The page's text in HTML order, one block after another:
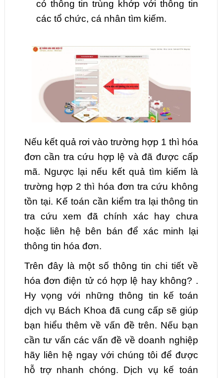
có thông tin trùng khớp với thông tin
các tổ chức, cá nhân tìm kiếm.
Nếu kết quả rơi vào trường hợp 1 thì hóa
đơn cần tra cứu hợp lệ và đã được cấp
mã. Ngược lại nếu kết quả tìm kiếm là
trường hợp 2 thì hóa đơn tra cứu không
tồn tại. Kế toán cần kiểm tra lại thông tin
tra cứu xem đã chính xác hay chưa
hoặc liên hệ bên bán để xác minh lại
thông tin hóa đơn.
Trên đây là một số thông tin chi tiết về
hóa đơn điện tử có hợp lệ hay không? .
Hy vọng với những thông tin kế toán
dịch vụ Bách Khoa đã cung cấp sẽ giúp
bạn hiểu thêm về vấn đề trên. Nếu bạn
cần tư vấn các vấn đề về doanh nghiệp
hãy liên hệ ngay với chúng tôi để được
hỗ trợ nhanh chóng. Dịch vụ kế toán